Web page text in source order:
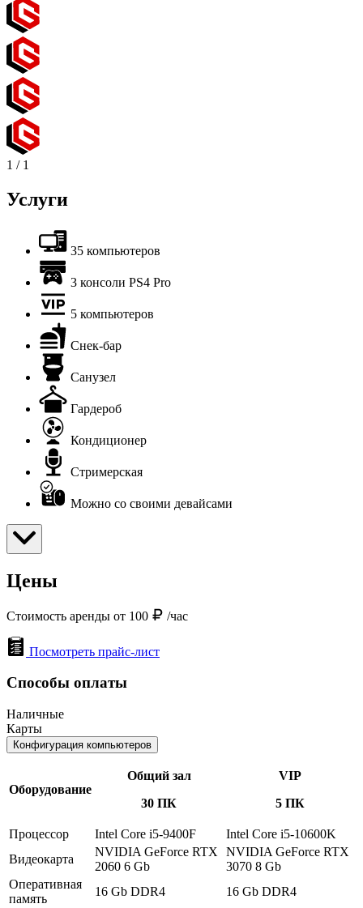
1 / 1
Услуги
35 компьютеров
3 консоли PS4 Pro
5 компьютеров
Снек-бар
Санузел
Гардероб
Кондиционер
Стримерская
Можно со своими девайсами
Цены
Стоимость аренды от 100 /час
Посмотреть прайс-лист
Способы оплаты
Наличные
Карты
Конфигурация компьютеров
Оборудование
Общий зал
30 ПК
VIP
5 ПК
Процессор Intel Core i5-9400F
Intel Core i5-10600K
Видеокарта
NVIDIA GeForce RTX
2060 6 Gb
NVIDIA GeForce RTX
3070 8 Gb
Оперативная
память
16 Gb DDR4
16 Gb DDR4